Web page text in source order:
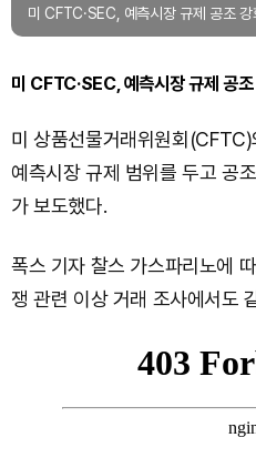
미 CFTC·SEC, 예측시장 규제 공조
미 CFTC·SEC, 예측시장 규제 공
미 상품선물거래위원회
예측시장 규제 범위를 두고 공
가 보도했다.
폭스 기자 찰스 가스파리노에
쟁 관련 이상 거래 조사에서도